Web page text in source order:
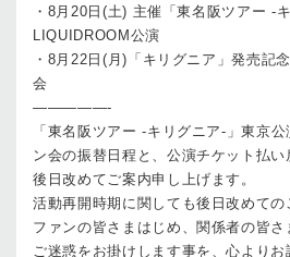
・8月20日(土) 主催「東名阪ツアー -
LIQUIDROOM公演
・8月22日(月)「キリグニア」発売記
会
—————-
「東名阪ツアー -キリグニア-」東京
ン会の振替日程と、公演チケット払い
後日改めてご案内申し上げます。
活動再開時期に関しても後日改めての
ファンの皆さまはじめ、関係者の皆
ご迷惑をお掛けします事を、心よりお